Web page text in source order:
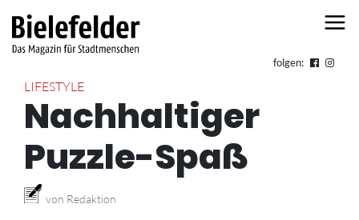
folgen:
LIFESTYLE
Nachhaltiger
Puzzle-Spaß
von Redaktion